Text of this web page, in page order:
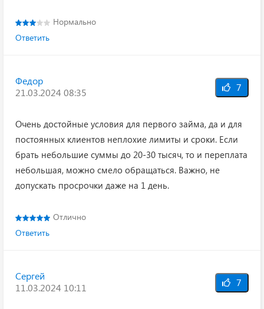
Нормально
Ответить
Федор
21.03.2024 08:35
7
Очень достойные условия для первого займа, да и для
постоянных клиентов неплохие лимиты и сроки. Если
брать небольшие суммы до 20-30 тысяч, то и переплата
небольшая, можно смело обращаться. Важно, не
допускать просрочки даже на 1 день.
Отлично
Ответить
Сергей
11.03.2024 10:11
7